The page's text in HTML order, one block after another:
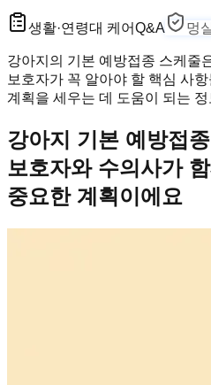
생활·연령대 케어Q&A 멍
강아지의 기본 예방접종 스케줄
보호자가 꼭 알아야 할 핵심 사
계획을 세우는 데 도움이 되는
강아지 기본 예방접
보호자와 수의사가
중요한 계획이에요